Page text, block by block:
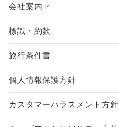
会社案内
標識・約款
旅行条件書
個人情報保護方針
カスタマーハラスメント方針